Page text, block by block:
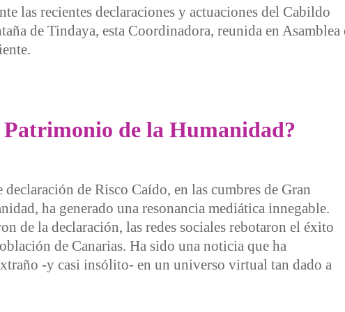
las recientes declaraciones y actuaciones del Cabildo
de Tindaya, esta Coordinadora, reunida en Asamblea
para la Montaña de Tindaya pero manteniéndose alerta
Patrimonio de la Humanidad?
declaración de Risco Caído, en las cumbres de Gran
ha generado una resonancia mediática innegable.
de la declaración, las redes sociales rebotaron el éxito
de Canarias. Ha sido una noticia que ha
-y casi insólito- en un universo virtual tan dado a